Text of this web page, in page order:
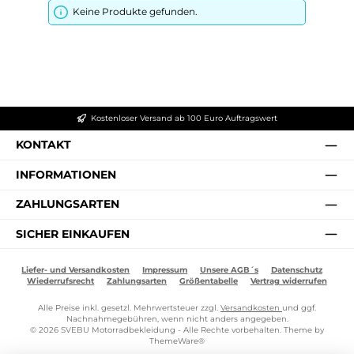
Keine Produkte gefunden.
Kostenloser Versand ab 100 Euro Auftragswert
KONTAKT
INFORMATIONEN
ZAHLUNGSARTEN
SICHER EINKAUFEN
Liefer- und Versandkosten Impressum Unsere AGB´s
Datenschutz
Wiederrufsrecht
Zahlungsarten Größentabelle Vertrag widerrufen
Alle Preise inkl. gesetzl. Mehrwertsteuer zzgl. Versandkosten und ggf.
Nachnahmegebühren, wenn nicht anders angegeben.
© 2026 SVEBU Motorradbekleidung - Alle Rechte vorbehalten. Theme by
ThemeWare®